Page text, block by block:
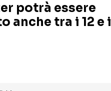
potrà essere
anche tra i 12 e i